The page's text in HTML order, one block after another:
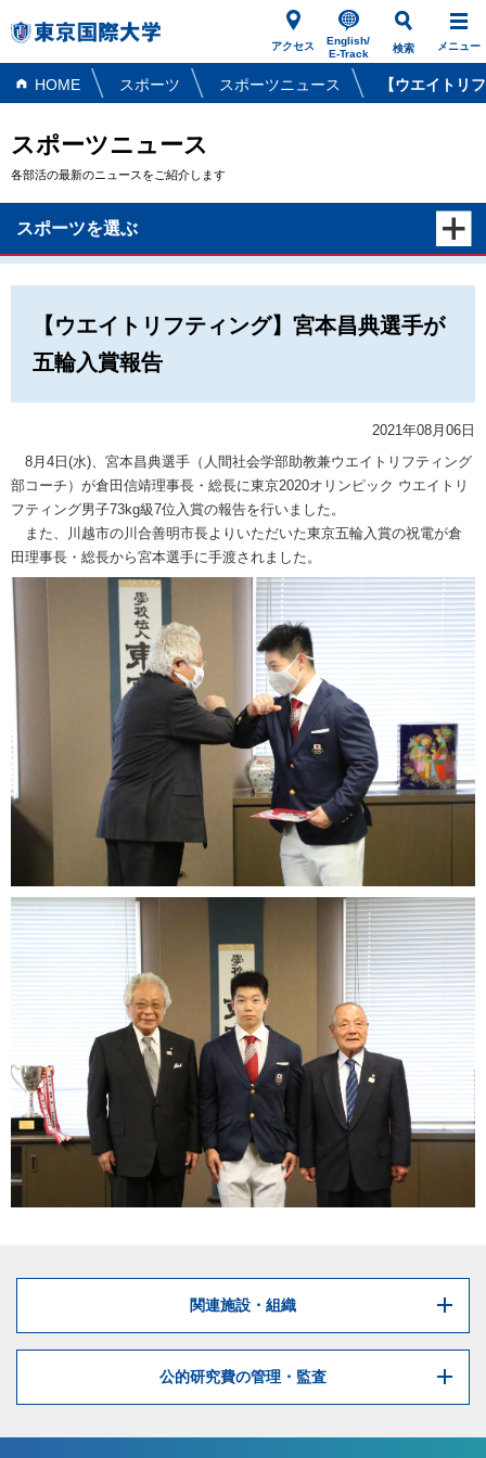
アクセス
English/
E-Track
検索 メニュー
HOME スポーツ スポーツニュース 【ウエイトリ
スポーツニュース
各部活の最新のニュースをご紹介します
スポーツを選ぶ
【ウエイトリフティング】宮本昌典選手が
五輪入賞報告
2021年08月06日
8月4日(水)、宮本昌典選手（人間社会学部助教兼ウエイトリフティング
部コーチ）が倉田信靖理事長・総長に東京2020オリンピック ウエイトリ
フティング男子73kg級7位入賞の報告を行いました。
また、川越市の川合善明市長よりいただいた東京五輪入賞の祝電が倉
田理事長・総長から宮本選手に手渡されました。
関連施設・組織
公的研究費の管理・監査